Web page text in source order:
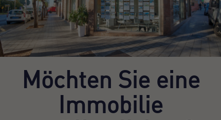
Möchten Sie eine
Immobilie